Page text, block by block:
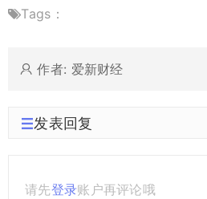
Tags：
作者: 爱新财经
发表回复
请先登录账户再评论哦